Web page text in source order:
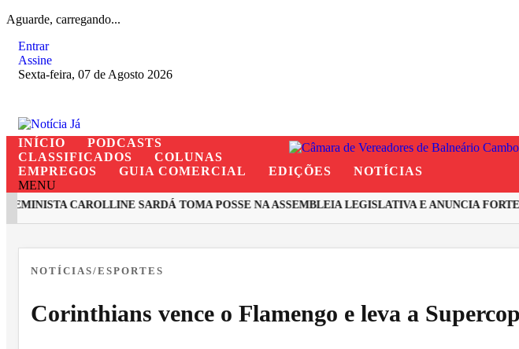
Aguarde, carregando...
Entrar
Assine
Sexta-feira, 07 de Agosto 2026
INÍCIO
PODCASTS
CLASSIFICADOS
COLUNAS
EMPREGOS
GUIA COMERCIAL EDIÇÕES
NOTÍCIAS
MENU
CAROLLINE SARDÁ TOMA POSSE NA ASSEMBLEIA LEGISLATIVA E ANUNCIA FORTE
NOTÍCIAS/ESPORTES
Corinthians vence o Flamengo e leva a